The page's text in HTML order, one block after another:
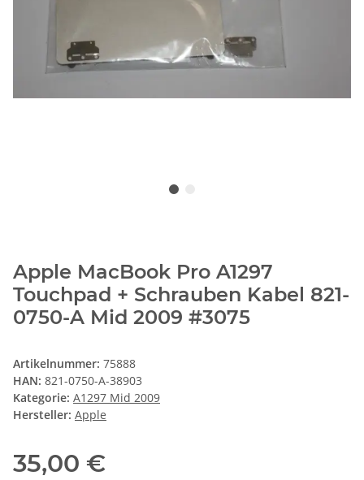
Apple MacBook Pro A1297
Touchpad + Schrauben Kabel 821-
0750-A Mid 2009 #3075
Artikelnummer: 75888
HAN: 821-0750-A-38903
Kategorie: A1297 Mid 2009
Hersteller: Apple
35,00 €